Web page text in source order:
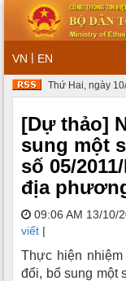
VN | EN
Thứ Hai, ngày
[Dự thảo]
sung một
số 05/
địa
09:06 AM 13/10/
viết |
Thực hiện
đổi, bổ sung một